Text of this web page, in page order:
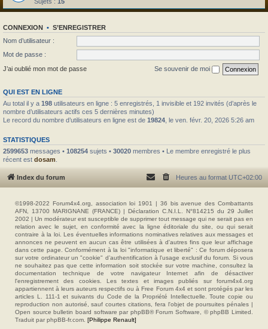
CONNEXION • S’ENREGISTRER
Nom d’utilisateur :
Mot de passe :
J’ai oublié mon mot de passe
Se souvenir de moi
QUI EST EN LIGNE
Au total il y a 198 utilisateurs en ligne : 5 enregistrés, 1 invisible et 192 invités (d’après le
nombre d’utilisateurs actifs ces 5 dernières minutes)
Le record du nombre d’utilisateurs en ligne est de 19824 , le ven. févr. 20, 2026 5:26 am
STATISTIQUES
2599653 messages • 108254 sujets • 30020 membres • Le membre enregistré le plus
récent est dosam
Index du forum Heures au format UTC+02:00
©1998-2022 Forum4x4.org, association loi 1901 | 36 bis avenue des Combattants
AFN, 13700 MARIGNANE (FRANCE) | Déclaration C.N.I.L. N°814215 du 29 Juillet
2002 | Un modérateur est susceptible de supprimer tout message qui ne serait pas en
relation avec le sujet, en conformité avec la ligne éditoriale du site, ou qui serait
contraire à la loi. Les éventuelles informations nominatives relatives aux messages et
annonces ne peuvent en aucun cas être utilisées à d'autres fins que leur affichage
dans cette page. Conformément à la loi "informatique et liberté" : Ce forum déposera
sur votre ordinateur un "cookie" d’authentification à l'usage exclusif du forum. Si vous
ne souhaitez pas que cette information soit stockée sur votre machine, consultez la
documentation technique de votre navigateur Internet afin de désactiver
l'enregistrement des cookies. Les textes et images publiés sur forum4x4.org
appartiennent à leurs auteurs respectifs ou à Free Forum 4x4 et sont protégés par les
articles L. 111-1 et suivants du Code de la Propriété Intellectuelle. Toute copie ou
reproduction non autorisé, sauf courtes citations, fera l'objet de poursuites pénales |
Open source bulletin board software par phpBB® Forum Software, © phpBB Limited.
Traduit par phpBB-fr.com. [Philippe Renault]